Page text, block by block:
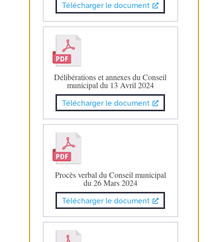
Télécharger le document
Délibérations et annexes du Conseil
municipal du 13 Avril 2024
Télécharger le document
Procès verbal du Conseil municipal
du 26 Mars 2024
Télécharger le document